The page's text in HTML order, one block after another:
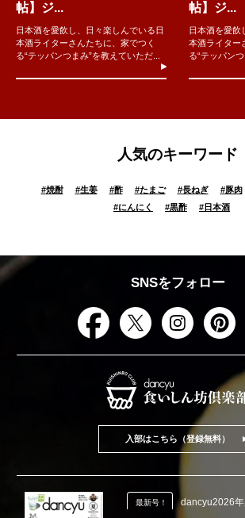
帖】ジ...
日本酒を愛飲し、日々楽しんでいる日
本酒ライターさんたちに、家でつく
る“テッパンつまみ”を教えていただ...
帖】ジ...
日本酒を愛飲
本酒ライター
る“テッパン
人気のキーワード
#焼酎 #生姜 #酢 #たまご #長ねぎ #豚肉
#にんにく #黒酢 #日本酒
SNSをフォロー
入部はこちら（登録無料）
最新号！ dancyu2026